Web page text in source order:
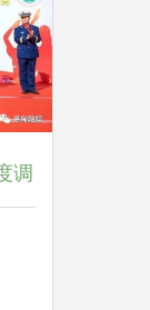
调
活